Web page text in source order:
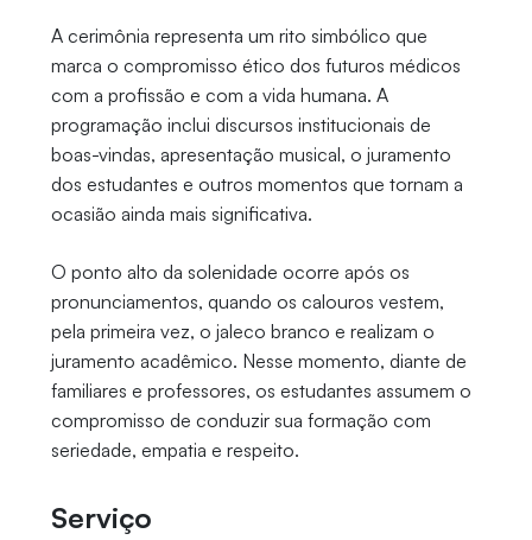
A cerimônia representa um rito simbólico que
marca o compromisso ético dos futuros médicos
com a profissão e com a vida humana. A
programação inclui discursos institucionais de
boas-vindas, apresentação musical, o juramento
dos estudantes e outros momentos que tornam a
ocasião ainda mais significativa.
O ponto alto da solenidade ocorre após os
pronunciamentos, quando os calouros vestem,
pela primeira vez, o jaleco branco e realizam o
juramento acadêmico. Nesse momento, diante de
familiares e professores, os estudantes assumem o
compromisso de conduzir sua formação com
seriedade, empatia e respeito.
Serviço